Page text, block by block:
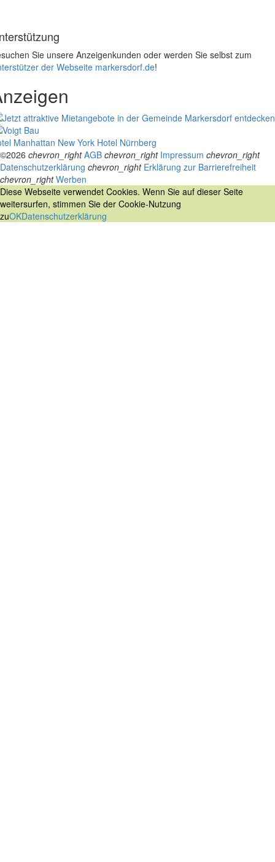
Sie unsere Anzeigenkunden oder werden Sie selbst zum
der Webseite markersdorf.de!
Manhattan New York Hotel Nürnberg
©2026 chevron_right AGB chevron_right Impressum chevron_right
Datenschutzerklärung chevron_right Erklärung zur Barrierefreiheit
chevron_right Werben
Diese Webseite verwendet Cookies. Wenn Sie auf dieser Seite
weitersurfen, stimmen Sie der Cookie-Nutzung
zuOKDatenschutzerklärung